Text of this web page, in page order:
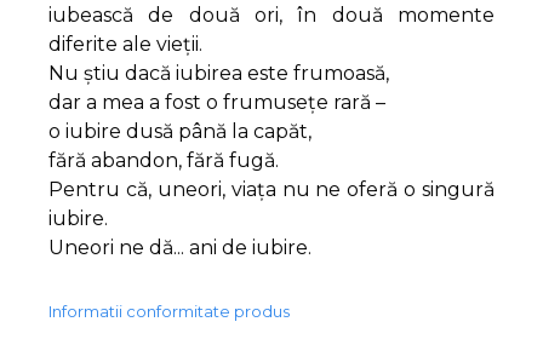
iubească de două ori, în două momente
diferite ale vieții.
Nu știu dacă iubirea este frumoasă,
dar a mea a fost o frumusețe rară –
o iubire dusă până la capăt,
fără abandon, fără fugă.
Pentru că, uneori, viața nu ne oferă o singură
iubire.
Uneori ne dă... ani de iubire.
Informatii conformitate produs